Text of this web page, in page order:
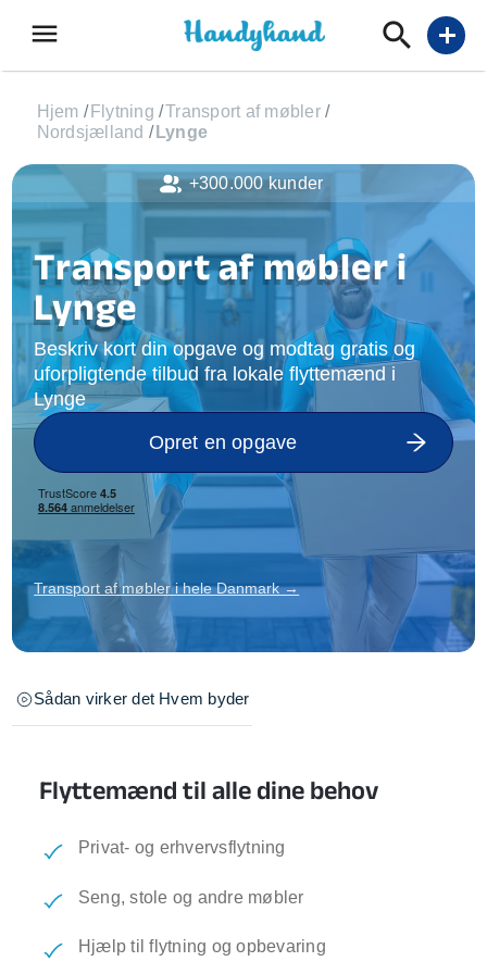
menu add
Hjem / Flytning /Transport af møbler /
Nordsjælland / Lynge
Transport af møbler i
Lynge
Beskriv kort din opgave og modtag gratis og
uforpligtende tilbud fra lokale flyttemænd i
Lynge
Opret en opgave
Transport af møbler i hele Danmark →
Sådan virker det Hvem byder
Flyttemænd til alle dine behov
Privat- og erhvervsflytning
Seng, stole og andre møbler
Hjælp til flytning og opbevaring
+300.000 kunder